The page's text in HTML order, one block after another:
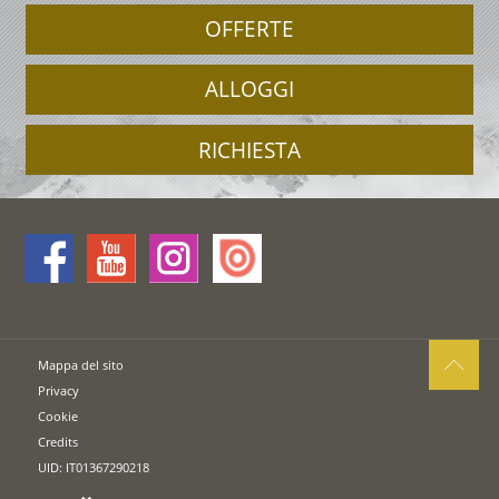
OFFERTE
ALLOGGI
RICHIESTA
Mappa del sito
Privacy
Cookie
Credits
UID: IT01367290218